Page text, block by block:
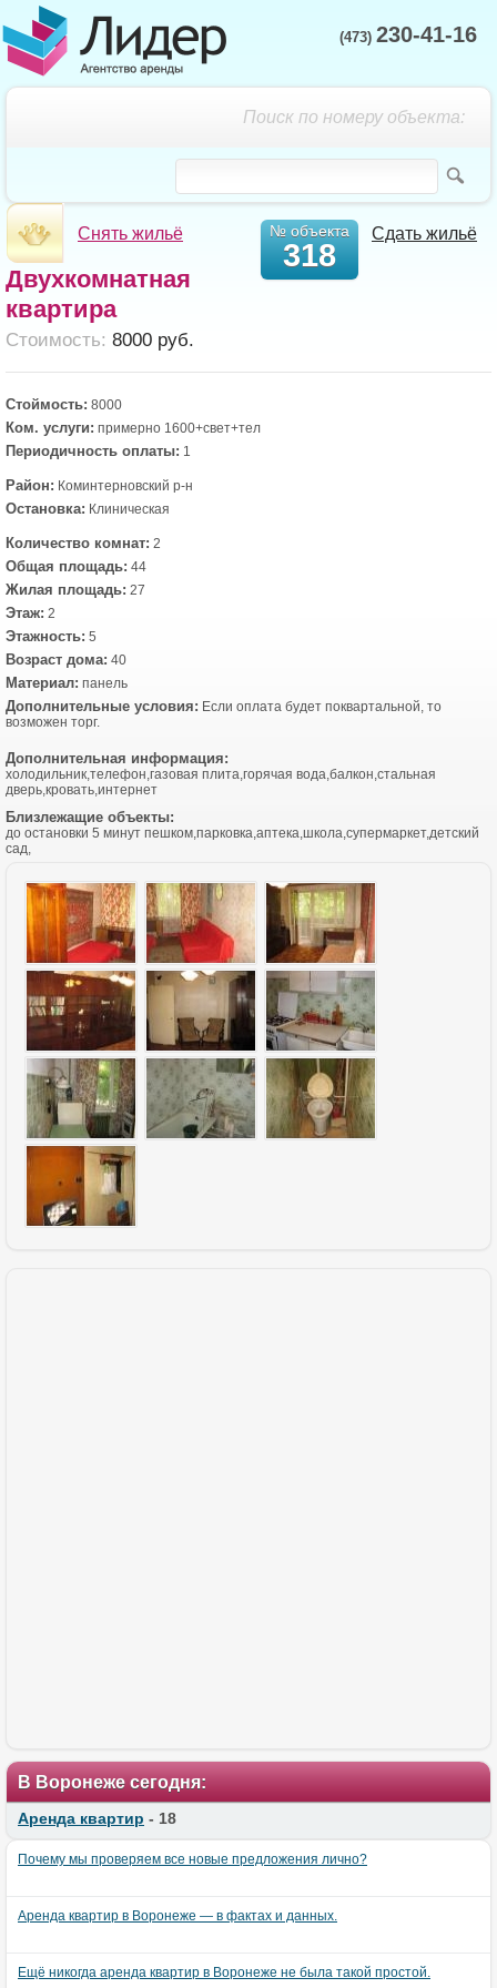
(473) 230-41-16
Поиск по номеру объекта:
Снять жильё Сдать жильё
№ объекта
318
Двухкомнатная
квартира
Cтоимость: 8000 руб.
Стоймость: 8000
Ком. услуги: примерно 1600+свет+тел
Периодичность оплаты: 1
Район: Коминтерновский р-н
Остановка: Клиническая
Количество комнат: 2
Общая площадь: 44
Жилая площадь: 27
Этаж: 2
Этажность: 5
Возраст дома: 40
Материал: панель
Дополнительные условия: Если оплата будет поквартальной, то
возможен торг.
Дополнительная информация:
холодильник,телефон,газовая плита,горячая вода,балкон,стальная
дверь,кровать,интернет
Близлежащие объекты:
до остановки 5 минут пешком,парковка,аптека,школа,супермаркет,детский
сад,
В Воронеже сегодня:
Аренда квартир - 18
Почему мы проверяем все новые предложения лично?
Аренда квартир в Воронеже — в фактах и данных.
Ещё никогда аренда квартир в Воронеже не была такой простой.